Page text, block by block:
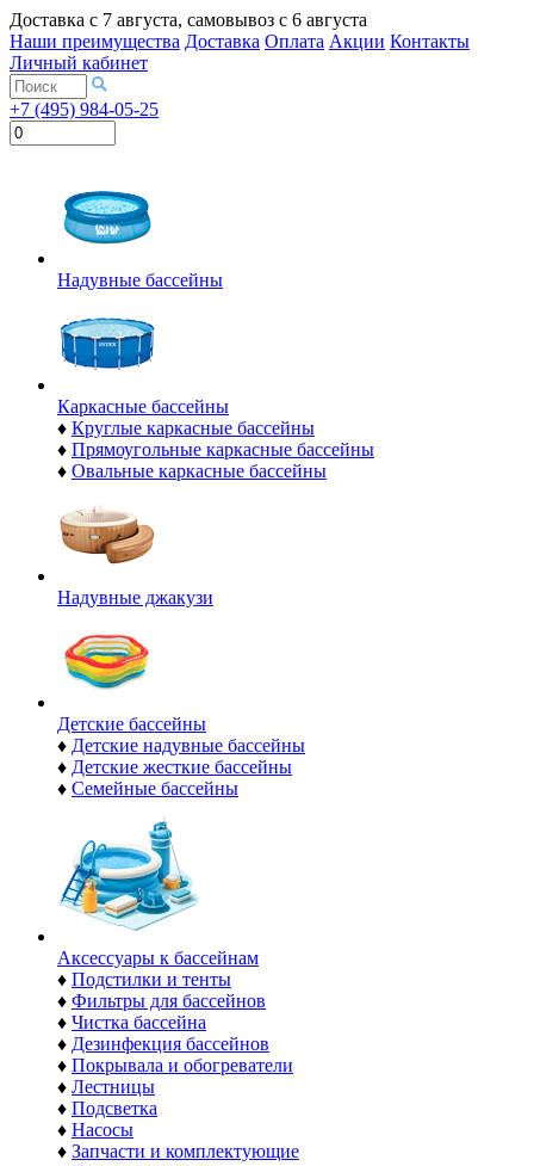
Доставка с 7 августа, самовывоз с 6 августа
Наши преимущества Доставка Оплата Акции Контакты
Личный кабинет
+7 (495) 984-05-25
Надувные бассейны
Каркасные бассейны
♦ Круглые каркасные бассейны
♦ Прямоугольные каркасные бассейны
♦ Овальные каркасные бассейны
Надувные джакузи
Детские бассейны
♦ Детские надувные бассейны
♦ Детские жесткие бассейны
♦ Семейные бассейны
Аксессуары к бассейнам
♦ Подстилки и тенты
♦ Фильтры для бассейнов
♦ Чистка бассейна
♦ Дезинфекция бассейнов
♦ Покрывала и обогреватели
♦ Лестницы
♦ Подсветка
♦ Насосы
♦ Запчасти и комплектующие